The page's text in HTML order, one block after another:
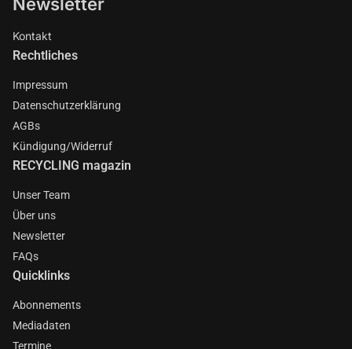
Kontakt
Rechtliches
Impressum
Datenschutzerklärung
AGBs
Kündigung/Widerruf
RECYCLING magazin
Unser Team
Über uns
Newsletter
FAQs
Quicklinks
Abonnements
Mediadaten
Termine